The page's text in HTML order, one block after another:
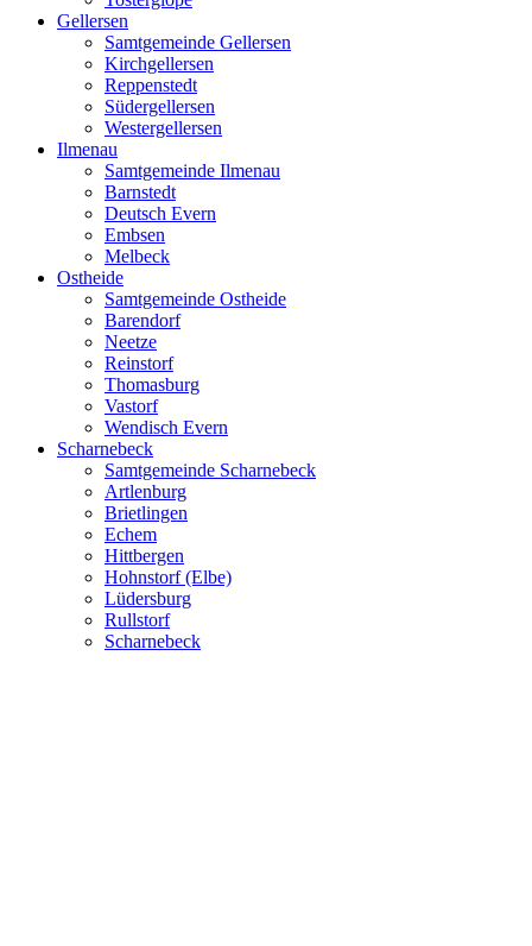
Gellersen
Samtgemeinde Gellersen
Kirchgellersen
Reppenstedt
Südergellersen
Westergellersen
Ilmenau
Samtgemeinde Ilmenau
Barnstedt
Deutsch Evern
Embsen
Melbeck
Ostheide
Samtgemeinde Ostheide
Barendorf
Neetze
Reinstorf
Thomasburg
Vastorf
Wendisch Evern
Scharnebeck
Samtgemeinde Scharnebeck
Artlenburg
Brietlingen
Echem
Hittbergen
Hohnstorf (Elbe)
Lüdersburg
Rullstorf
Scharnebeck